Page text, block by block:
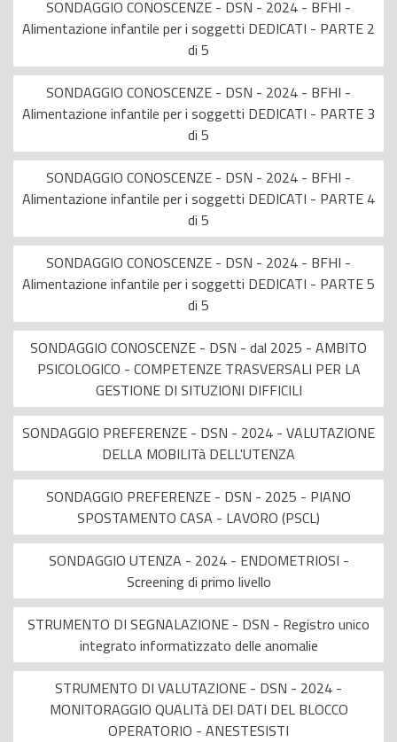
SONDAGGIO CONOSCENZE - DSN - 2024 - BFHI -
Alimentazione infantile per i soggetti DEDICATI - PARTE 2
di 5
SONDAGGIO CONOSCENZE - DSN - 2024 - BFHI -
Alimentazione infantile per i soggetti DEDICATI - PARTE 3
di 5
SONDAGGIO CONOSCENZE - DSN - 2024 - BFHI -
Alimentazione infantile per i soggetti DEDICATI - PARTE 4
di 5
SONDAGGIO CONOSCENZE - DSN - 2024 - BFHI -
Alimentazione infantile per i soggetti DEDICATI - PARTE 5
di 5
SONDAGGIO CONOSCENZE - DSN - dal 2025 - AMBITO
PSICOLOGICO - COMPETENZE TRASVERSALI PER LA
GESTIONE DI SITUZIONI DIFFICILI
SONDAGGIO PREFERENZE - DSN - 2024 - VALUTAZIONE
DELLA MOBILITà DELL'UTENZA
SONDAGGIO PREFERENZE - DSN - 2025 - PIANO
SPOSTAMENTO CASA - LAVORO (PSCL)
SONDAGGIO UTENZA - 2024 - ENDOMETRIOSI -
Screening di primo livello
STRUMENTO DI SEGNALAZIONE - DSN - Registro unico
integrato informatizzato delle anomalie
STRUMENTO DI VALUTAZIONE - DSN - 2024 -
MONITORAGGIO QUALITà DEI DATI DEL BLOCCO
OPERATORIO - ANESTESISTI